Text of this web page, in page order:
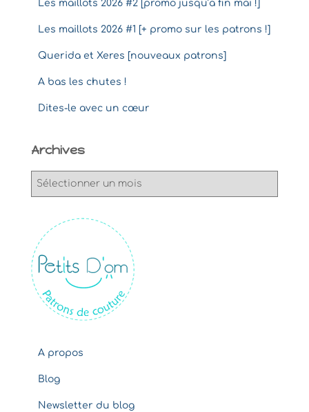
Les maillots 2026 #2 [promo jusqu’à fin mai !]
Les maillots 2026 #1 [+ promo sur les patrons !]
Querida et Xeres [nouveaux patrons]
A bas les chutes !
Dites-le avec un cœur
Archives
v
e
s
A propos
Blog
Newsletter du blog